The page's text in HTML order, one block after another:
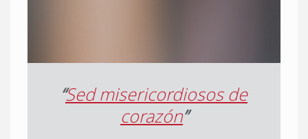
“Sed misericordiosos de
corazón”